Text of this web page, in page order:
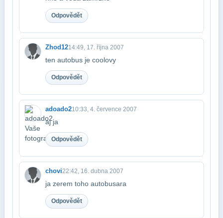
Odpovědět
Zhod1214:49, 17. října 2007
ten autobus je coolovy
Odpovědět
adoado210:33, 4. července 2007
aj ja
Odpovědět
chovi22:42, 16. dubna 2007
ja zerem toho autobusara
Odpovědět